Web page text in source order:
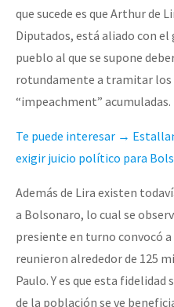
que sucede es que Arthur de
Diputados, está aliado con
pueblo al que se supone
rotundamente a tramitar los
“impeachment” acumuladas.
Te puede interesar →
exigir juicio político para
Además de Lira existen
a Bolsonaro, lo cual se
presiente en turno convocó
reunieron alrededor de 125
Paulo. Y es que esta
de la población se ve